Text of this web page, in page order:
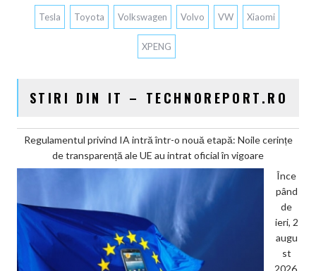
Tesla Toyota Volkswagen Volvo VW Xiaomi
XPENG
STIRI DIN IT – TECHNOREPORT.RO
Regulamentul privind IA intră într-o nouă etapă: Noile cerințe
de transparență ale UE au intrat oficial în vigoare
Înce
pând
de
ieri, 2
augu
st